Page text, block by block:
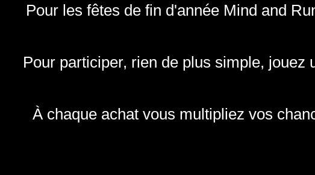
Pour les fêtes de fin d'année Mind and
Pour participer, rien de plus simple, jouez
À chaque achat vous multipliez vos